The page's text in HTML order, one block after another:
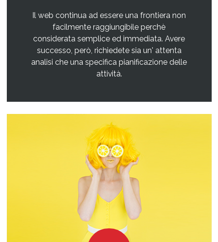
Il web continua ad essere una frontiera non
facilmente raggiungibile perchè
considerata semplice ed immediata. Avere
successo, però, richiedete sia un' attenta
analisi che una specifica pianificazione delle
attività.